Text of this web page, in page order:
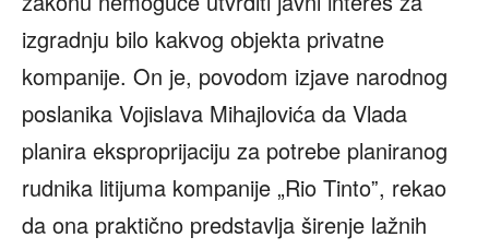
izgradnju bilo kakvog objekta privatne
kompanije. On je, povodom izjave narodnog
poslanika Vojislava Mihajlovića da Vlada
planira eksproprijaciju za potrebe planiranog
rudnika litijuma kompanije „Rio Tintoˮ, rekao
da ona praktično predstavlja širenje lažnih